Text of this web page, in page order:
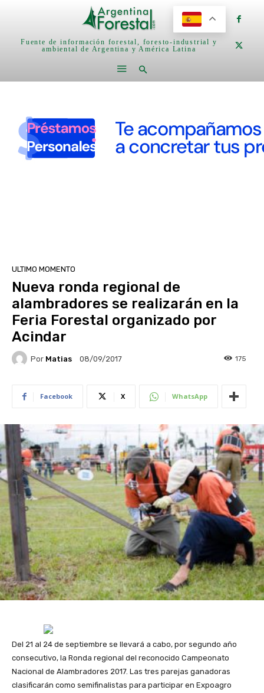
Fuente de información forestal, foresto-industrial y
ambiental de Argentina y América Latina
ULTIMO MOMENTO
Nueva ronda regional de
alambradores se realizarán en la
Feria Forestal organizado por
Acindar
Por Matias 08/09/2017 175
Facebook X WhatsApp
Del 21 al 24 de septiembre se llevará a cabo, por segundo año
consecutivo, la Ronda regional del reconocido Campeonato
Nacional de Alambradores 2017. Las tres parejas ganadoras
clasificarán como semifinalistas para participar en Expoagro